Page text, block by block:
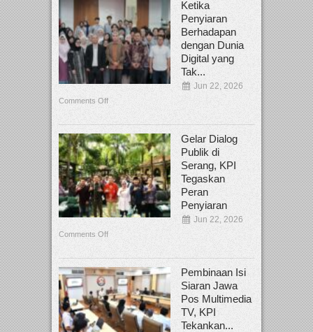
Ketika
Penyiaran
Berhadapan
dengan Dunia
Digital yang
Tak...
Jun 22, 2026
Comments Off
Gelar Dialog
Publik di
Serang, KPI
Tegaskan
Peran
Penyiaran
Jun 22, 2026
Comments Off
Pembinaan Isi
Siaran Jawa
Pos Multimedia
TV, KPI
Tekankan...